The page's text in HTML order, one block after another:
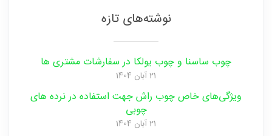
نوشته‌های تازه
چوب ساسنا و چوب یولکا در سفارشات مشتری ها
21 آبان 1404
ویژگی‌های خاص چوب راش جهت استفاده در نرده های
چوبی
21 آبان 1404